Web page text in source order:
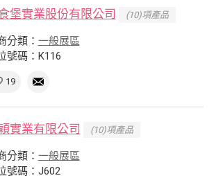
堡實業股份有限公司 (10)項產品
分類： 一般展區
號碼：K116
19
實業有限公司 (10)項產品
分類： 一般展區
號碼：J602